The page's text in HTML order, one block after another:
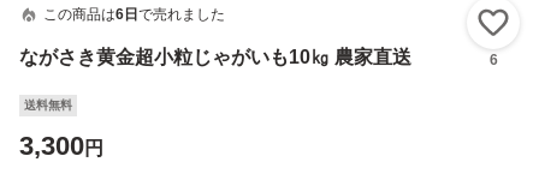
この商品は6日 で売れました
ながさき黄金超小粒じゃがいも10㎏ 農家直送 6
送料無料
3,300円